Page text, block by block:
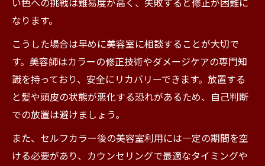
なります。
こうした場合は早めに美容室に相談することが大切で
す。美容師はカラーの修正技術やダメージケアの専門知
識を持っており、安全にリカバリーできます。放置する
と髪や頭皮の状態が悪化する恐れがあるため、自己判断
での放置は避けましょう。
また、セルフカラー後の美容室利用には一定の期間を空
ける必要があり、カウンセリングで最適なタイミングや